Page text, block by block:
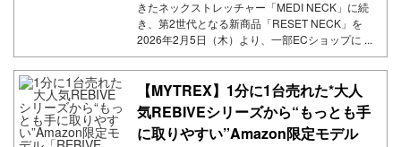
きたネックストレッチャー「MEDI NECK」に続
き、第2世代となる新商品「RESET NECK」を
2026年2月5日（木）より、一部ECショップに ...
【MYTREX】1分に1台売れた*大人
気REBIVEシリーズから“もっとも手
に取りやすい”Amazon限定モデル